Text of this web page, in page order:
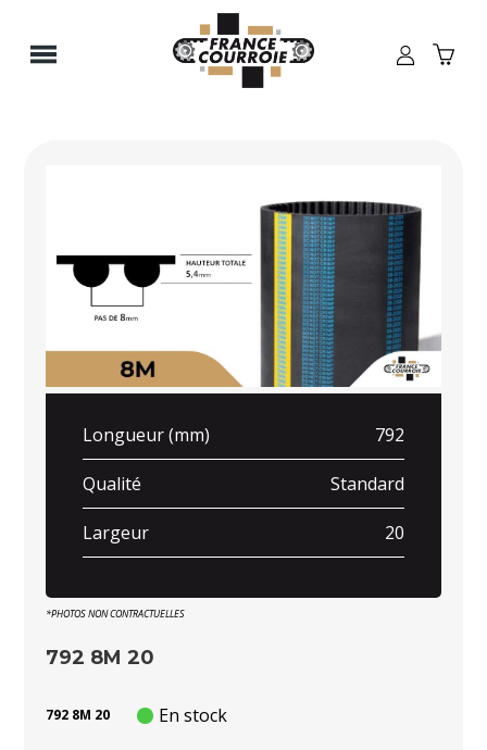
Longueur (mm) 792
Qualité Standard
Largeur 20
*PHOTOS NON CONTRACTUELLES
792 8M 20
792 8M 20 En stock
Panneau de gestion des cookies